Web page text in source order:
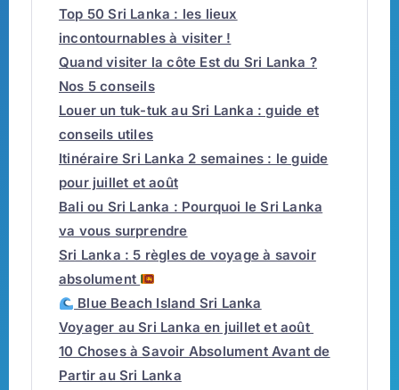
Top 50 Sri Lanka : les lieux
incontournables à visiter !
Quand visiter la côte Est du Sri Lanka ?
Nos 5 conseils
Louer un tuk-tuk au Sri Lanka : guide et
conseils utiles
Itinéraire Sri Lanka 2 semaines : le guide
pour juillet et août
Bali ou Sri Lanka : Pourquoi le Sri Lanka
va vous surprendre
Sri Lanka : 5 règles de voyage à savoir
absolument
Blue Beach Island Sri Lanka
Voyager au Sri Lanka en juillet et août
10 Choses à Savoir Absolument Avant de
Partir au Sri Lanka